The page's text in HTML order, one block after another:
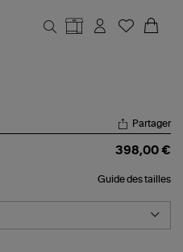
Partager
398,00 €
Guide des tailles